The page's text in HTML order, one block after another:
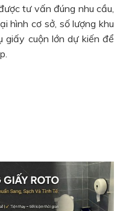
tư vấn đúng nhu cầu,
hình cơ sở, số lượng khu
giấy cuộn lớn dự kiến để